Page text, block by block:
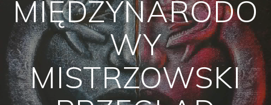
MIĘDZYNARODO
WY
MISTRZOWSKI